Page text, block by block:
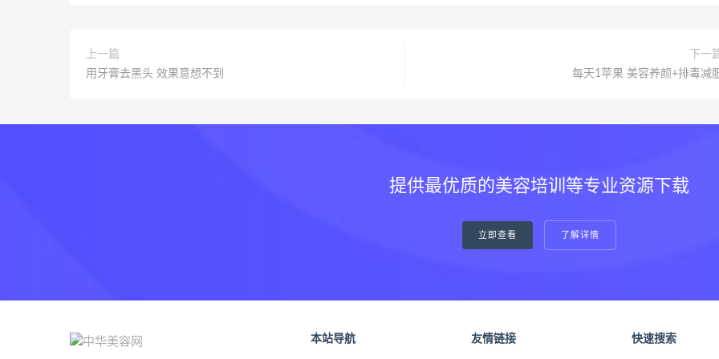
上一篇
用牙膏去黑头 效果意想不到
下一
每天1苹果 美容养颜+排毒减
提供最优质的美容培训等专业资源下载
立即查看 了解详情
本站导航 友情链接 快速搜索